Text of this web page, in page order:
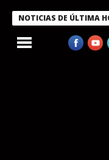
NOTICIAS DE ÚLTIMA
condecora a